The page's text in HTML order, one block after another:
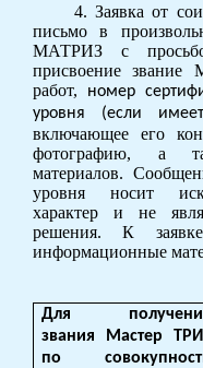
4. Заявка от
письмо в
МАТРИЗ с
присвоение звание
работ,
номер
уровня (если
включающее его
фотографию, а
материалов.
уровня носит
характер и не
решения. К
информационные
Для
звания Мастер
по